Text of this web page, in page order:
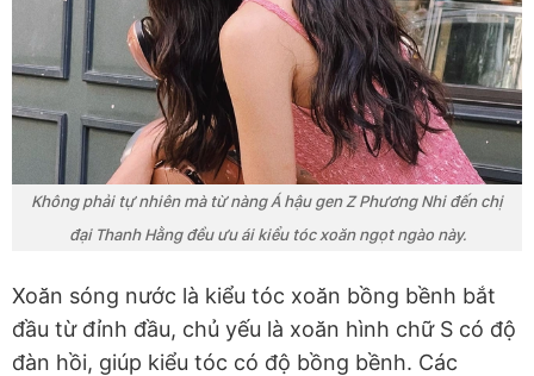
Không phải tự nhiên mà từ nàng Á hậu gen Z Phương Nhi đến chị
đại Thanh Hằng đều ưu ái kiểu tóc xoăn ngọt ngào này.
Xoăn sóng nước là kiểu tóc xoăn bồng bềnh bắt
đầu từ đỉnh đầu, chủ yếu là xoăn hình chữ S có độ
đàn hồi, giúp kiểu tóc có độ bồng bềnh. Các